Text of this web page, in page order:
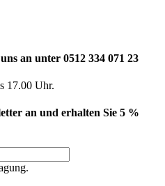
an unter 0512 334 071 23
17.00 Uhr.
an und erhalten Sie 5 %